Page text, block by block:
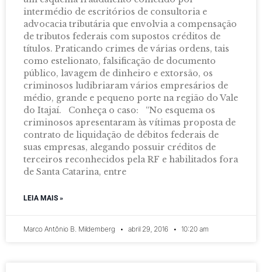
intermédio de escritórios de consultoria e
advocacia tributária que envolvia a compensação
de tributos federais com supostos créditos de
títulos. Praticando crimes de várias ordens, tais
como estelionato, falsificação de documento
público, lavagem de dinheiro e extorsão, os
criminosos ludibriaram vários empresários de
médio, grande e pequeno porte na região do Vale
do Itajaí. Conheça o caso: “No esquema os
criminosos apresentaram às vítimas proposta de
contrato de liquidação de débitos federais de
suas empresas, alegando possuir créditos de
terceiros reconhecidos pela RF e habilitados fora
de Santa Catarina, entre
LEIA MAIS »
Marco Antônio B. Mildemberg abril 29, 2016 10:20 am